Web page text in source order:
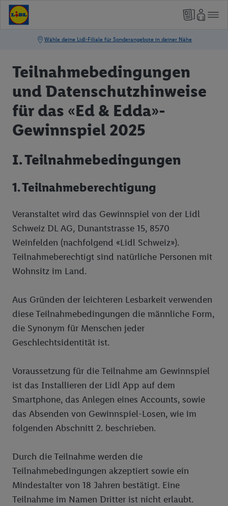
Teilnahmebedingungen
und Datenschutzhinweise
für das «Ed & Edda»-
Gewinnspiel 2025
I. Teilnahmebedingungen
1. Teilnahmeberechtigung
Veranstaltet wird das Gewinnspiel von der Lidl
Schweiz DL AG, Dunantstrasse 15, 8570
Weinfelden (nachfolgend «Lidl Schweiz»).
Teilnahmeberechtigt sind natürliche Personen mit
Wohnsitz im Land.
Aus Gründen der leichteren Lesbarkeit verwenden
diese Teilnahmebedingungen die männliche Form,
die Synonym für Menschen jeder
Geschlechtsidentität ist.
Voraussetzung für die Teilnahme am Gewinnspiel
ist das Installieren der Lidl App auf dem
Smartphone, das Anlegen eines Accounts, sowie
das Absenden von Gewinnspiel-Losen, wie im
folgenden Abschnitt 2. beschrieben.
Durch die Teilnahme werden die
Teilnahmebedingungen akzeptiert sowie ein
Mindestalter von 18 Jahren bestätigt. Eine
Teilnahme im Namen Dritter ist nicht erlaubt.